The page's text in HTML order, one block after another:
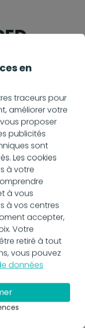
la
en
de
sur des
Elle
démarche
la
sur la durée.
GED
en
traceurs pour
améliorer votre
proposer
publicités
sont
Les cookies
à votre
à vous
à vos centres
accepter,
Votre
retiré à tout
vous pouvez
données